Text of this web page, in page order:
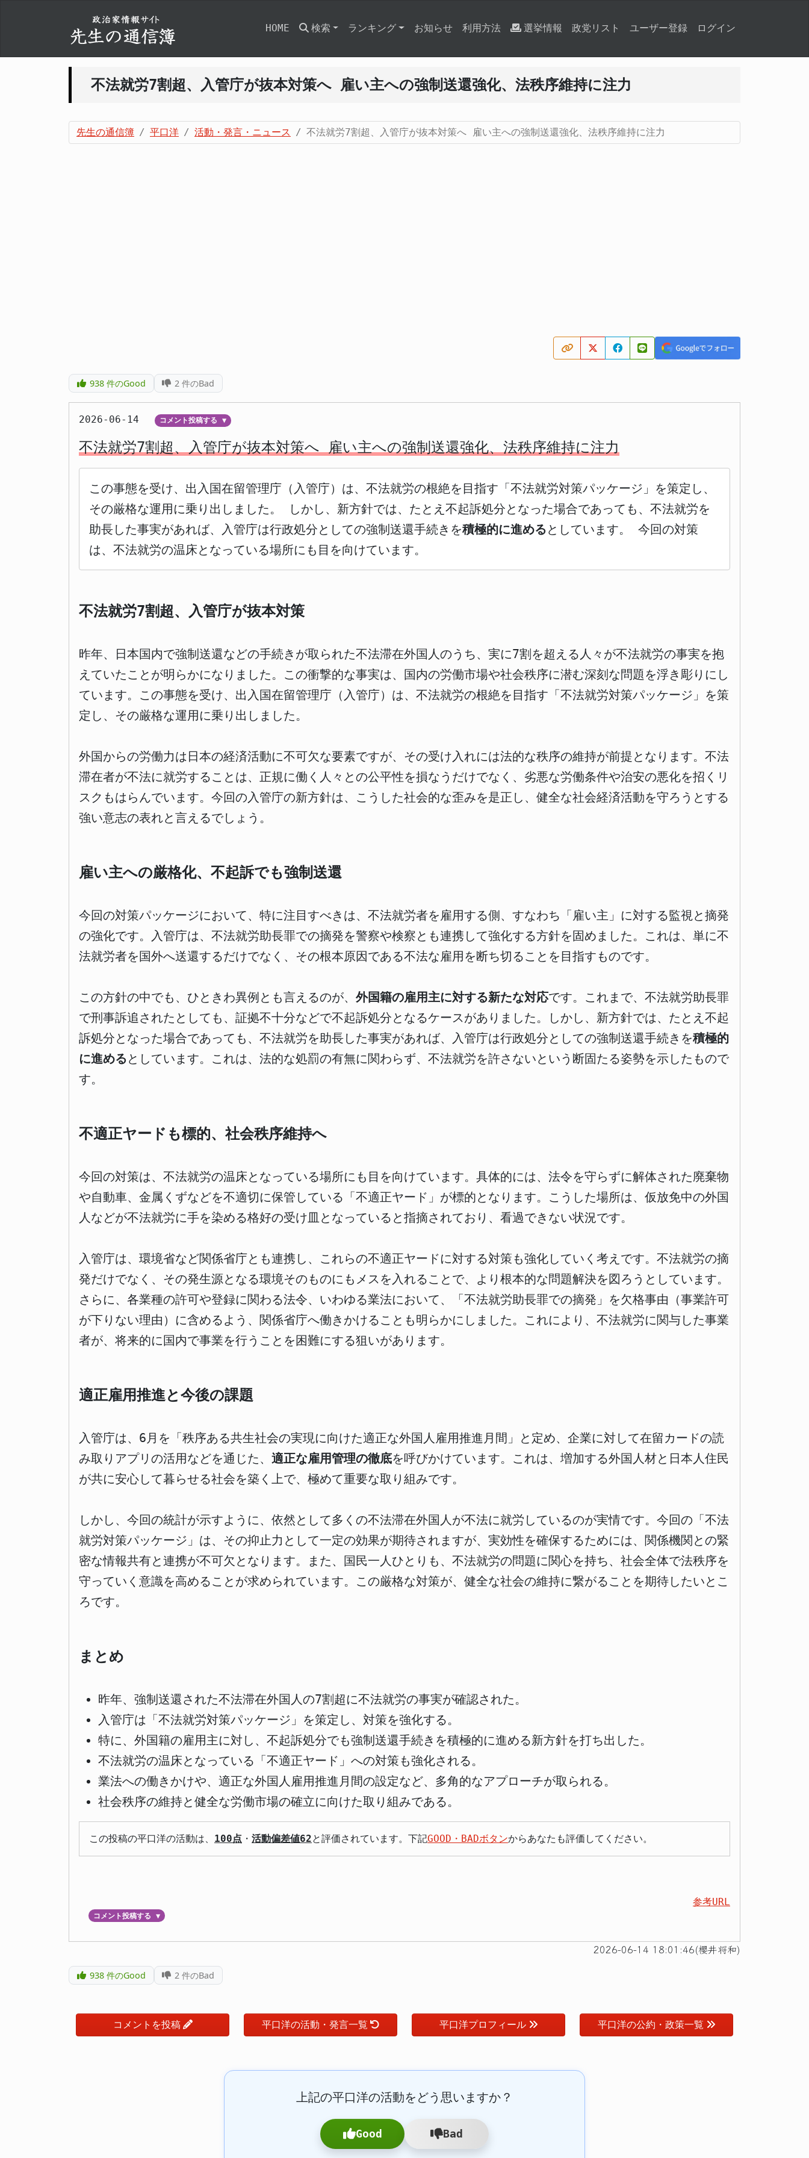
HOME 検索 ランキング お知らせ 利用方法 選挙情報 政党リスト ユーザー登録 ログイン
不法就労7割超、入管庁が抜本対策へ 雇い主への強制送還強化、法秩序維持に注力
先生の通信簿 平口洋 活動・発言・ニュース 不法就労7割超、入管庁が抜本対策へ 雇い主への強制送還強化、法秩序維持に注力
938件のGood 2 件のBad
2026-06-14 コメント投稿する ▼
不法就労7割超、入管庁が抜本対策へ 雇い主への強制送還強化、法秩序維持に注力
この事態を受け、出入国在留管理庁（入管庁）は、不法就労の根絶を目指す「不法就労対策パッケージ」を策定し、
その厳格な運用に乗り出しました。 しかし、新方針では、たとえ不起訴処分となった場合であっても、不法就労を
助長した事実があれば、入管庁は行政処分としての強制送還手続きを積極的に進めるとしています。 今回の対策
は、不法就労の温床となっている場所にも目を向けています。
不法就労7割超、入管庁が抜本対策
昨年、日本国内で強制送還などの手続きが取られた不法滞在外国人のうち、実に7割を超える人々が不法就労の事実を抱
えていたことが明らかになりました。この衝撃的な事実は、国内の労働市場や社会秩序に潜む深刻な問題を浮き彫りにし
ています。この事態を受け、出入国在留管理庁（入管庁）は、不法就労の根絶を目指す「不法就労対策パッケージ」を策
定し、その厳格な運用に乗り出しました。
外国からの労働力は日本の経済活動に不可欠な要素ですが、その受け入れには法的な秩序の維持が前提となります。不法
滞在者が不法に就労することは、正規に働く人々との公平性を損なうだけでなく、劣悪な労働条件や治安の悪化を招くリ
スクもはらんでいます。今回の入管庁の新方針は、こうした社会的な歪みを是正し、健全な社会経済活動を守ろうとする
強い意志の表れと言えるでしょう。
雇い主への厳格化、不起訴でも強制送還
今回の対策パッケージにおいて、特に注目すべきは、不法就労者を雇用する側、すなわち「雇い主」に対する監視と摘発
の強化です。入管庁は、不法就労助長罪での摘発を警察や検察とも連携して強化する方針を固めました。これは、単に不
法就労者を国外へ送還するだけでなく、その根本原因である不法な雇用を断ち切ることを目指すものです。
この方針の中でも、ひときわ異例とも言えるのが、 外国籍の雇用主に対する新たな対応です。これまで、不法就労助長罪
で刑事訴追されたとしても、証拠不十分などで不起訴処分となるケースがありました。しかし、新方針では、たとえ不起
訴処分となった場合であっても、不法就労を助長した事実があれば、入管庁は行政処分としての強制送還手続きを積極的
に進めるとしています。これは、法的な処罰の有無に関わらず、不法就労を許さないという断固たる姿勢を示したもので
す。
不適正ヤードも標的、社会秩序維持へ
今回の対策は、不法就労の温床となっている場所にも目を向けています。具体的には、法令を守らずに解体された廃棄物
や自動車、金属くずなどを不適切に保管している「不適正ヤード」が標的となります。こうした場所は、仮放免中の外国
人などが不法就労に手を染める格好の受け皿となっていると指摘されており、看過できない状況です。
入管庁は、環境省など関係省庁とも連携し、これらの不適正ヤードに対する対策も強化していく考えです。不法就労の摘
発だけでなく、その発生源となる環境そのものにもメスを入れることで、より根本的な問題解決を図ろうとしています。
さらに、各業種の許可や登録に関わる法令、いわゆる業法において、「不法就労助長罪での摘発」を欠格事由（事業許可
が下りない理由）に含めるよう、関係省庁へ働きかけることも明らかにしました。これにより、不法就労に関与した事業
者が、将来的に国内で事業を行うことを困難にする狙いがあります。
適正雇用推進と今後の課題
入管庁は、6月を「秩序ある共生社会の実現に向けた適正な外国人雇用推進月間」と定め、企業に対して在留カードの読
み取りアプリの活用などを通じた、 適正な雇用管理の徹底を呼びかけています。これは、増加する外国人材と日本人住民
が共に安心して暮らせる社会を築く上で、極めて重要な取り組みです。
しかし、今回の統計が示すように、依然として多くの不法滞在外国人が不法に就労しているのが実情です。今回の「不法
就労対策パッケージ」は、その抑止力として一定の効果が期待されますが、実効性を確保するためには、関係機関との緊
密な情報共有と連携が不可欠となります。また、国民一人ひとりも、不法就労の問題に関心を持ち、社会全体で法秩序を
守っていく意識を高めることが求められています。この厳格な対策が、健全な社会の維持に繋がることを期待したいとこ
ろです。
まとめ
昨年、強制送還された不法滞在外国人の7割超に不法就労の事実が確認された。
入管庁は「不法就労対策パッケージ」を策定し、対策を強化する。
特に、外国籍の雇用主に対し、不起訴処分でも強制送還手続きを積極的に進める新方針を打ち出した。
不法就労の温床となっている「不適正ヤード」への対策も強化される。
業法への働きかけや、適正な外国人雇用推進月間の設定など、多角的なアプローチが取られる。
社会秩序の維持と健全な労働市場の確立に向けた取り組みである。
この投稿の平口洋の活動は、 100点 ・ 活動偏差値62と評価されています。下記GOOD・BADボタンからあなたも評価してください。
参考URL
コメント投稿する ▼
2026-06-14 18:01:46(櫻井将和)
938件のGood 2 件のBad
コメントを投稿 平口洋の活動・発言一覧 平口洋プロフィール 平口洋の公約・政策一覧
上記の平口洋の活動をどう思いますか？
Good Bad